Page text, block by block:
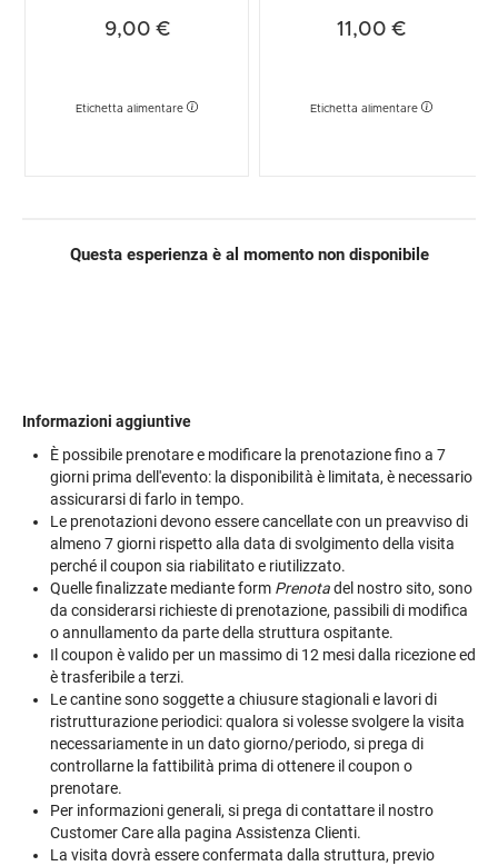
9,00 €
Etichetta alimentare
11,00 €
Etichetta alimentare
Questa esperienza è al momento non disponibile
Informazioni aggiuntive
È possibile prenotare e modificare la prenotazione fino a 7
giorni prima dell'evento: la disponibilità è limitata, è necessario
assicurarsi di farlo in tempo.
Le prenotazioni devono essere cancellate con un preavviso di
almeno 7 giorni rispetto alla data di svolgimento della visita
perché il coupon sia riabilitato e riutilizzato.
Quelle finalizzate mediante form Prenotadel nostro sito, sono
da considerarsi richieste di prenotazione, passibili di modifica
o annullamento da parte della struttura ospitante.
Il coupon è valido per un massimo di 12 mesi dalla ricezione ed
è trasferibile a terzi.
Le cantine sono soggette a chiusure stagionali e lavori di
ristrutturazione periodici: qualora si volesse svolgere la visita
necessariamente in un dato giorno/periodo, si prega di
controllarne la fattibilità prima di ottenere il coupon o
prenotare.
Per informazioni generali, si prega di contattare il nostro
Customer Care alla pagina Assistenza Clienti.
La visita dovrà essere confermata dalla struttura, previo